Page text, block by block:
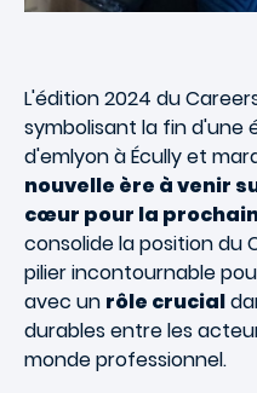
L'édition 2024 du
symbolisant la fin d'une
d'emlyon à Écully et
nouvelle ère à venir
cœur pour la
consolide la position du
pilier incontournable
avec un rôle crucial
durables entre les
monde professionnel.